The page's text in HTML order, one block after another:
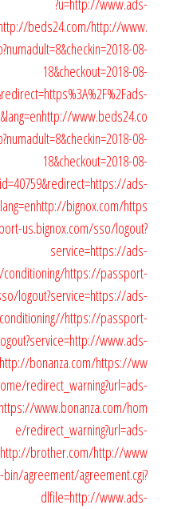
?u=http://www.ads-
beds24.com/http://www.
08-
18&checkout=2018-08-
http://www.beds24.co
08-
18&checkout=2018-08-
ads-
http://bignox.com/https
us.bignox.com/sso/logout?
service=https://ads-
https://passport-
logout?service=https://ads-
https://passport-
www.ads-
http://bonanza.com/https://ww
redirect_warning?url=ads-
https://www.bonanza.com/hom
e/redirect_warning?url=ads-
http://brother.com/http://www
agreement/agreement.cgi?
dlfile=http://www.ads-